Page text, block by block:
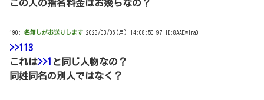
この人の指名料金はお幾らなの？
190: 名無しがお送りします 2023/03/06(月) 14:08:50.97 ID:8AAEwIna0
>>113
これは>>1 と同じ人物なの？
同姓同名の別人ではなく？